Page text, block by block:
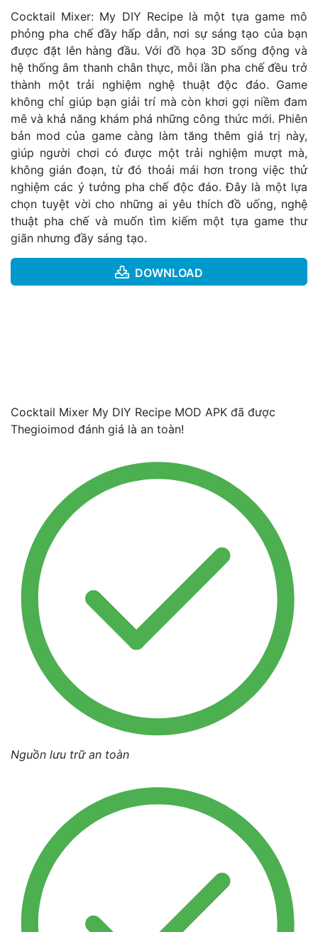
Cocktail Mixer: My DIY Recipe là một tựa game mô
phỏng pha chế đầy hấp dẫn, nơi sự sáng tạo của bạn
được đặt lên hàng đầu. Với đồ họa 3D sống động và
hệ thống âm thanh chân thực, mỗi lần pha chế đều trở
thành một trải nghiệm nghệ thuật độc đáo. Game
không chỉ giúp bạn giải trí mà còn khơi gợi niềm đam
mê và khả năng khám phá những công thức mới. Phiên
bản mod của game càng làm tăng thêm giá trị này,
giúp người chơi có được một trải nghiệm mượt mà,
không gián đoạn, từ đó thoải mái hơn trong việc thử
nghiệm các ý tưởng pha chế độc đáo. Đây là một lựa
chọn tuyệt vời cho những ai yêu thích đồ uống, nghệ
thuật pha chế và muốn tìm kiếm một tựa game thư
giãn nhưng đầy sáng tạo.
DOWNLOAD
Cocktail Mixer My DIY Recipe MOD APK đã được
Thegioimod đánh giá là an toàn!
Nguồn lưu trữ an toàn